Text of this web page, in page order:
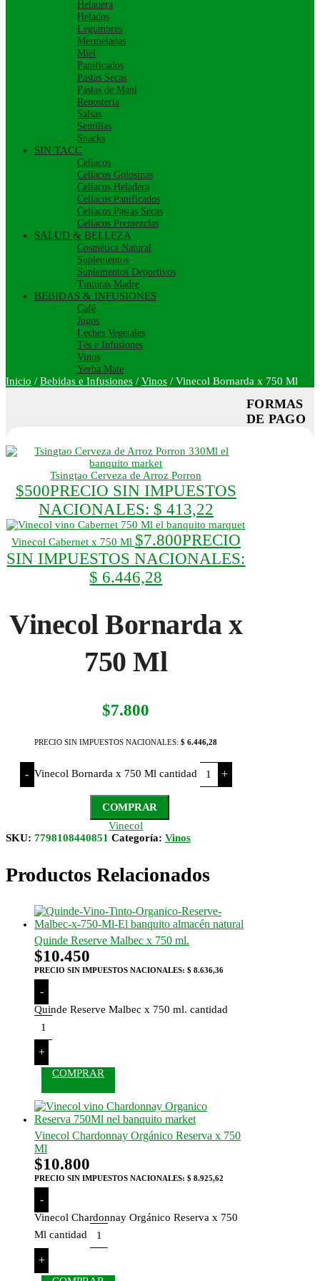
Heladera
Helados
Legumbres
Mermeladas
Miel
Panificados
Pastas Secas
Pastas de Maní
Repostería
Salsas
Semillas
Snacks
SIN TACC
Celíacos
Celíacos Golosinas
Celíacos Heladera
Celíacos Panificados
Celíacos Pastas Secas
Celíacos Premezclas
SALUD & BELLEZA
Cosmética Natural
Suplementos
Suplementos Deportivos
Tinturas Madre
BEBIDAS & INFUSIONES
Café
Jugos
Leches Vegetales
Tés e Infusiones
Vinos
Yerba Mate
Inicio / Bebidas e Infusiones / Vinos / Vinecol Bornarda x 750 Ml
Tsingtao Cerveza de Arroz Porron
$500PRECIO SIN IMPUESTOS
NACIONALES: $ 413,22
Vinecol Cabernet x 750 Ml $7.800PRECIO
SIN IMPUESTOS NACIONALES:
$ 6.446,28
Vinecol Bornarda x
750 Ml
$7.800
PRECIO SIN IMPUESTOS NACIONALES:$ 6.446,28
- Vinecol Bornarda x 750 Ml cantidad +
COMPRAR
Vinecol
SKU: 7798108440851 Categoría: Vinos
Productos Relacionados
Quinde Reserve Malbec x 750 ml.
$10.450
PRECIO SIN IMPUESTOS NACIONALES: $ 8.636,36
-
Quinde Reserve Malbec x 750 ml. cantidad
+
COMPRAR
Vinecol Chardonnay Orgánico Reserva x 750
Ml
$10.800
PRECIO SIN IMPUESTOS NACIONALES: $ 8.925,62
-
Vinecol Chardonnay Orgánico Reserva x 750
Ml cantidad
+
FORMAS
DE PAGO